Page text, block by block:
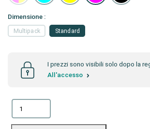
Dimensione :
Multipack Standard
I prezzi sono visibili solo dopo la
All'accesso